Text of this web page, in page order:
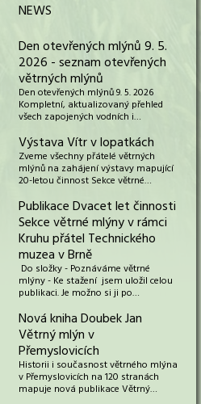
NEWS
Den otevřených mlýnů 9. 5.
2026 - seznam otevřených
větrných mlýnů
Den otevřených mlýnů 9. 5. 2026
Kompletní, aktualizovaný přehled
všech zapojených vodních i…
Výstava Vítr v lopatkách
Zveme všechny přátelé větrných
mlýnů na zahájení výstavy mapující
20-letou činnost Sekce větrné…
Publikace Dvacet let činnosti
Sekce větrné mlýny v rámci
Kruhu přátel Technického
muzea v Brně
Do složky - Poznáváme větrné
mlýny - Ke stažení jsem uložil celou
publikaci. Je možno si ji po…
Nová kniha Doubek Jan
Větrný mlýn v
Přemyslovicích
Historii i současnost větrného mlýna
v Přemyslovicích na 120 stranách
mapuje nová publikace Větrný…